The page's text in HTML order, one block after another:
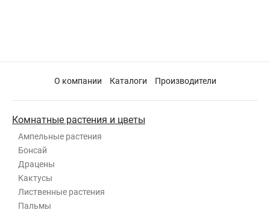
О компании Каталоги Производители
Комнатные растения и цветы
Ампельные растения
Бонсай
Драцены
Кактусы
Лиственные растения
Пальмы